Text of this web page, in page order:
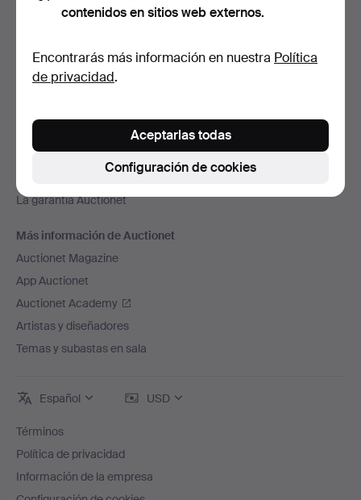
página
Todas las casas de subastas
Enviamos con
Redes sociales
Trabaja con nosotros
Adhiere tu casa de subastas
La garantía Auctionet
Más información de Auctionet
Auctionet Magazine
App Auctionet
Auctionet Academy
Artistas y diseñadores
Temas y subastas en sala
Español USD
Términos
Política de privacidad
Información de la empresa
contenidos en sitios web externos.
Encontrarás más información en nuestra Política
de privacidad.
Configuración de cookies
Aceptarlas todas